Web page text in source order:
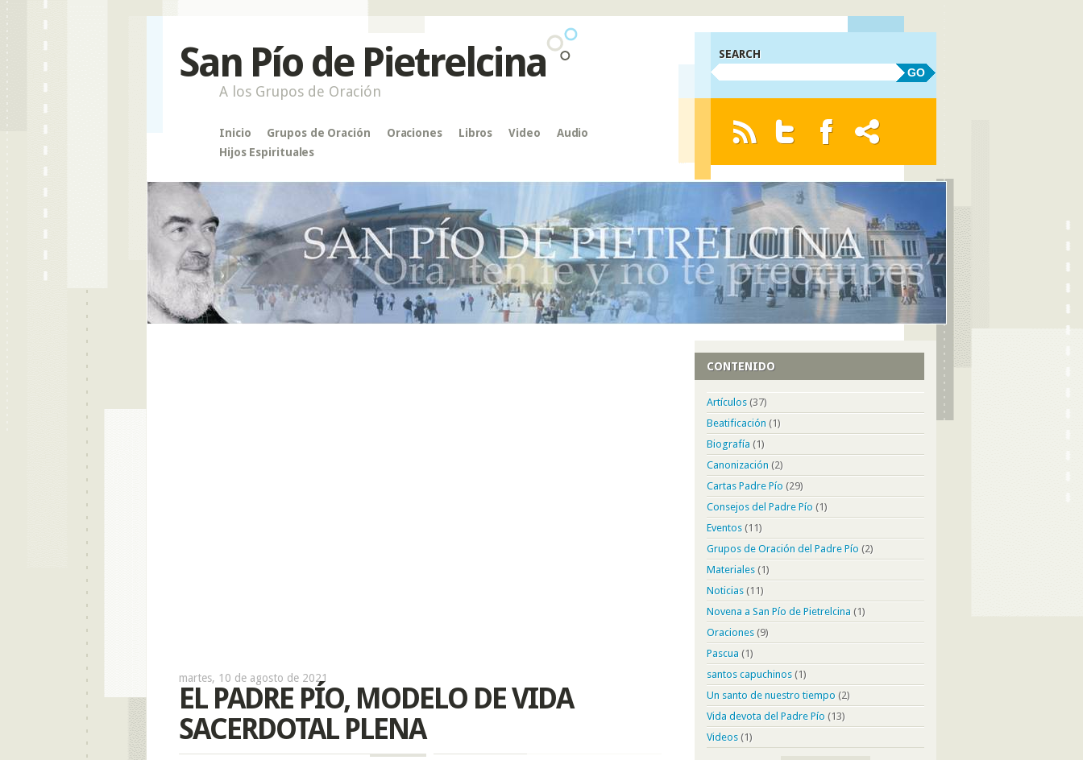
San Pío de Pietrelcina
A los Grupos de Oración
Inicio Grupos de Oración Oraciones Libros Video
Audio
Hijos Espirituales
SEARCH
GO
martes, 10 de agosto de 2021
EL PADRE PÍO, MODELO DE VIDA
SACERDOTAL PLENA
CONTENIDO
Artículos (37)
Beatificación (1)
Biografía (1)
Canonización (2)
Cartas Padre Pío (29)
Consejos del Padre Pío (1)
Eventos (11)
Grupos de Oración del Padre Pío (2)
Materiales (1)
Noticias (11)
Novena a San Pío de Pietrelcina (1)
Oraciones (9)
Pascua (1)
santos capuchinos (1)
Un santo de nuestro tiempo (2)
Vida devota del Padre Pío (13)
Videos (1)